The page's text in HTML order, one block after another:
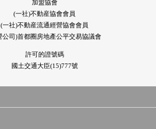
加盟協會
(一社)不動産協會會員
(一社)不動産流通經營協會會員
公司)首都圈房地產公平交易協議會
許可的證號碼
國土交通大臣(15)777號